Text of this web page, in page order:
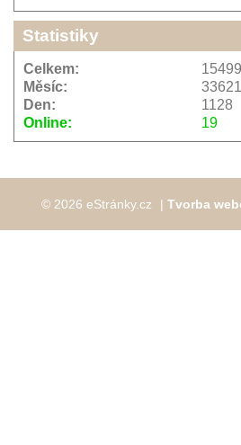
Statistiky
Online: 19
Celkem:
Měsíc:
33621
Den:
1128
© 2026 eStránky.cz | Tvorba